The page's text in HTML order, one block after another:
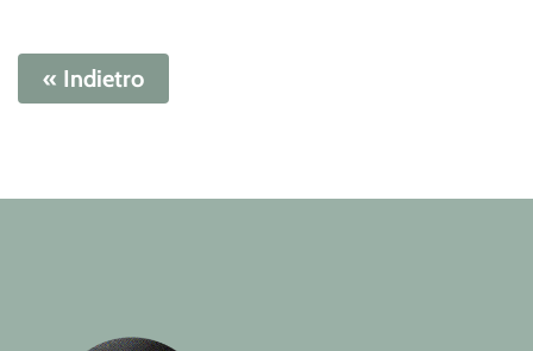
« Indietro